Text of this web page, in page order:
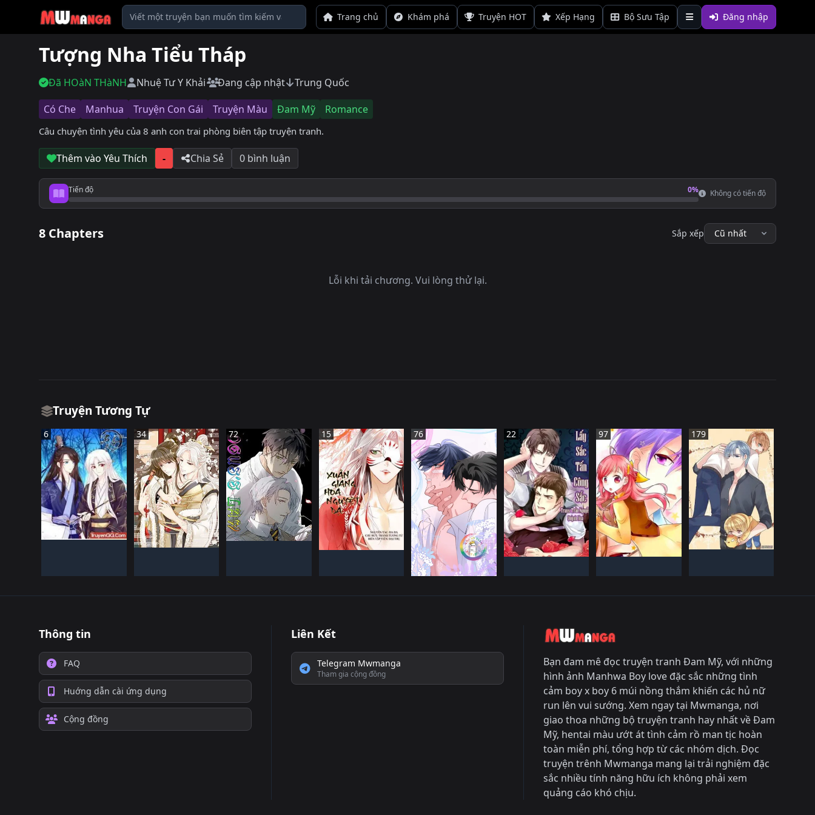
Trang chủ Khám phá Truyện HOT Xếp Hạng Bộ Sưu Tập Đăng nhập
Tượng Nha Tiểu Tháp
Đã HOàN THàNH Nhuệ TưY Khải Đang cập nhật
Trung Quốc
Có Che
Manhua Truyện Con Gái Truyện Màu Đam Mỹ Romance
Câu chuyện tình yêu của 8 anh con trai phòng biên tập truyện tranh.
Thêm vào Yêu Thích - Chia Sẻ 0 bình luận
Tiến độ 0%
Tiến độ đọc
Không có tiến độ
8 Chapters Sắp xếp
Lỗi khi tải chương. Vui lòng thử lại.
Truyện Tương Tự
6
TRUNG QUốC
ĐANG TIếN HàNH
34
TRUNG QUốC
ĐANG TIếN HàNH
72
TRUNG QUốC
ĐANG TIếN HàNH
15
TRUNG QUốC
ĐANG TIếN HàNH
76
TRUNG QUốC
ĐANG TIếN HàNH
22
TRUNG QUốC
Đã HOàN THàNH
97
TRUNG QUốC
ĐANG TIếN HàNH
179
TRUNG QUốC
ĐANG TIếN HàNH
Thông tin
FAQ
Huớng dẫn cài ứng dụng
Cộng đồng
Liên Kết
Telegram Mwmanga
Tham gia cộng đồng
Bạn đam mê đọc truyện tranh Đam Mỹ, với những
hình ảnh Manhwa Boy love đặc sắc những tình
cảm boy x boy 6 múi nồng thắm khiến các hủ nữ
run lên vui sướng. Xem ngay tại Mwmanga, nơi
giao thoa những bộ truyện tranh hay nhất về Đam
Mỹ, hentai màu ướt át tình cảm rồ man tịc hoàn
toàn miễn phí, tổng hợp từ các nhóm dịch. Đọc
truyện trênh Mwmanga mang lại trải nghiệm đặc
sắc nhiều tính năng hữu ích không phải xem
quảng cáo khó chịu.